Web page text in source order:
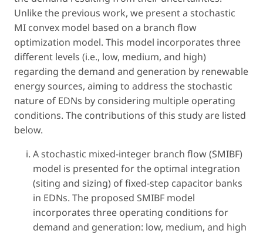
Unlike the previous work, we present a stochastic
MI convex model based on a branch flow
optimization model. This model incorporates three
different levels (i.e., low, medium, and high)
regarding the demand and generation by renewable
energy sources, aiming to address the stochastic
nature of EDNs by considering multiple operating
conditions. The contributions of this study are listed
below.
A stochastic mixed-integer branch flow (SMIBF)
model is presented for the optimal integration
(siting and sizing) of fixed-step capacitor banks
in EDNs. The proposed SMIBF model
incorporates three operating conditions for
demand and generation: low, medium, and high